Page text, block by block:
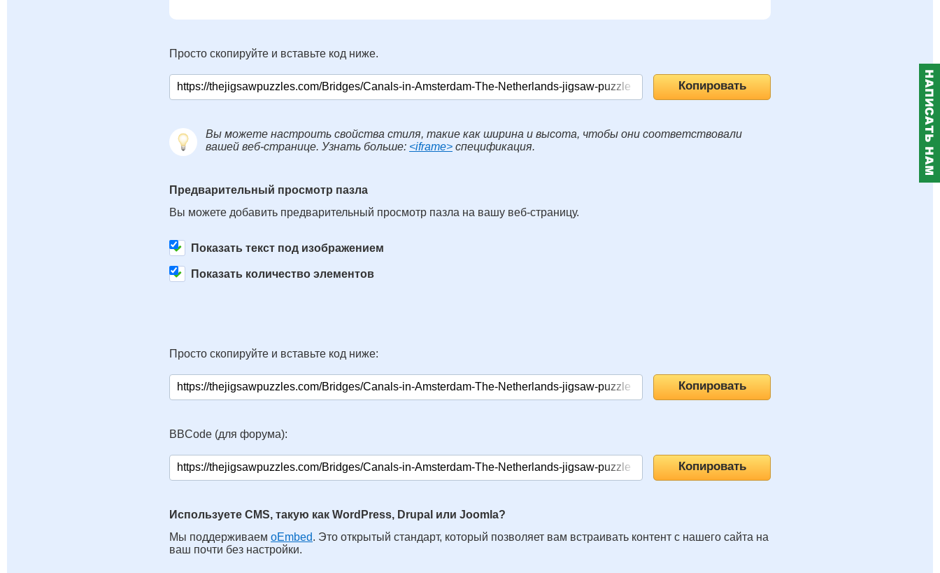
Просто скопируйте и вставьте код ниже.
Вы можете настроить свойства стиля, такие как ширина и высота, чтобы они соответствовали
вашей веб-странице. Узнать больше: <iframe> спецификация.
Предварительный просмотр пазла
Вы можете добавить предварительный просмотр пазла на вашу веб-страницу.
Показать текст под изображением
Показать количество элементов
Просто скопируйте и вставьте код ниже:
BBCode (для форума):
Используете CMS, такую как WordPress, Drupal или Joomla?
Мы поддерживаем oEmbed. Это открытый стандарт, который позволяет вам встраивать контент с нашего сайта на
ваш почти без настройки.